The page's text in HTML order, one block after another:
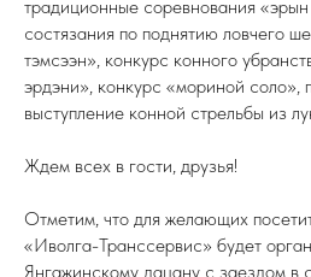
традиционные соревнования
состязания по поднятию ловчего
тэмсээн», конкурс конного
эрдэни», конкурс «мориной соло»,
выступление конной стрельбы из
Ждем всех в гости, друзья!
Отметим, что для желающих
«Иволга-Транссервис» будет
Янгажинскому дацану с заездом в